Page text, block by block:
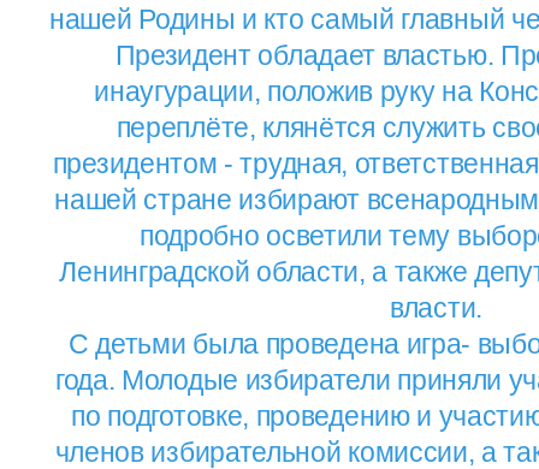
нашей Родины и кто самый главный
Президент обладает властью.
инаугурации, положив руку на
переплёте, клянётся служить
президентом - трудная,
нашей стране избирают
подробно осветили тему
Ленинградской области, а также
власти.
С детьми была проведена игра-
года. Молодые избиратели приняли
по подготовке, проведению и
членов избирательной комиссии, а